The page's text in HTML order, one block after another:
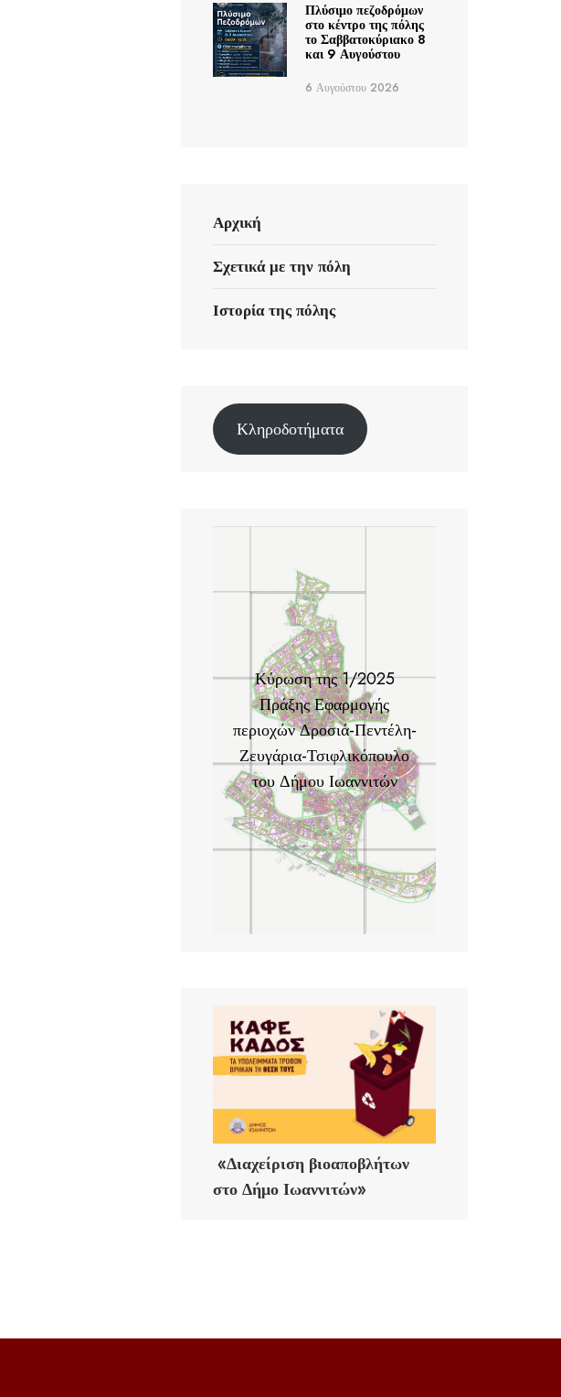
Πλύσιμο πεζοδρόμων
στο κέντρο της πόλης
το Σαββατοκύριακο 8
και 9 Αυγούστου
6 Αυγούστου 2026
Αρχική
Σχετικά με την πόλη
Ιστορία της πόλης
Κληροδοτήματα
Κύρωση της 1/2025
Πράξης Εφαρμογής
περιοχών Δροσιά-Πεντέλη-
Ζευγάρια-Τσιφλικόπουλο
του Δήμου Ιωαννιτών
«Διαχείριση βιοαποβλήτων
στο Δήμο Ιωαννιτών»